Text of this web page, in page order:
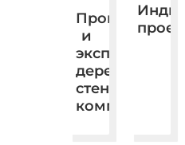
Производство
и
экспорт
деревянных
стеновых
комплектов.